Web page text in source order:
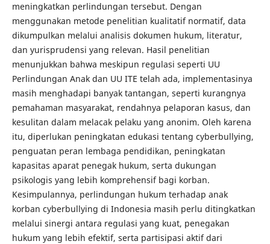
meningkatkan perlindungan tersebut. Dengan
menggunakan metode penelitian kualitatif normatif, data
dikumpulkan melalui analisis dokumen hukum, literatur,
dan yurisprudensi yang relevan. Hasil penelitian
menunjukkan bahwa meskipun regulasi seperti UU
Perlindungan Anak dan UU ITE telah ada, implementasinya
masih menghadapi banyak tantangan, seperti kurangnya
pemahaman masyarakat, rendahnya pelaporan kasus, dan
kesulitan dalam melacak pelaku yang anonim. Oleh karena
itu, diperlukan peningkatan edukasi tentang cyberbullying,
penguatan peran lembaga pendidikan, peningkatan
kapasitas aparat penegak hukum, serta dukungan
psikologis yang lebih komprehensif bagi korban.
Kesimpulannya, perlindungan hukum terhadap anak
korban cyberbullying di Indonesia masih perlu ditingkatkan
melalui sinergi antara regulasi yang kuat, penegakan
hukum yang lebih efektif, serta partisipasi aktif dari